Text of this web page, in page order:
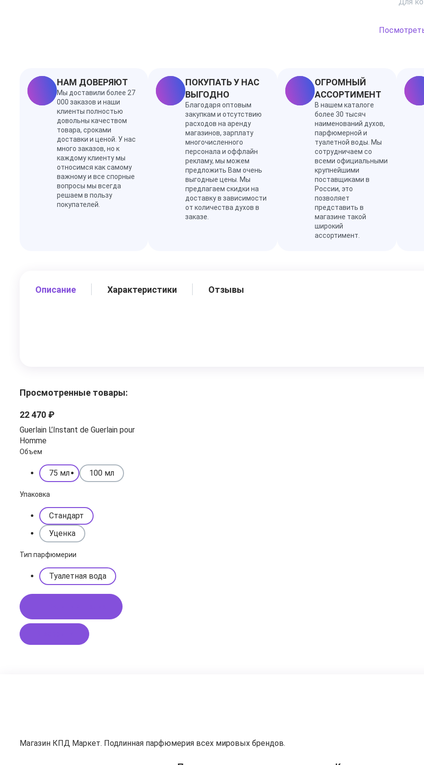
НАМ ДОВЕРЯЮТ
Мы доставили более 27
000 заказов и наши
клиенты полностью
довольны качеством
товара, сроками
доставки и ценой. У нас
много заказов, но к
каждому клиенту мы
относимся как самому
важному и все спорные
вопросы мы всегда
решаем в пользу
покупателей.
ПОКУПАТЬ У НАС
ВЫГОДНО
Благодаря оптовым
закупкам и отсутствию
расходов на аренду
магазинов, зарплату
многочисленного
персонала и оффлайн
рекламу, мы можем
предложить Вам очень
выгодные цены. Мы
предлагаем скидки на
доставку в зависимости
от количества духов в
заказе.
ОГРОМНЫЙ
АССОРТИМЕНТ
В нашем каталоге
более 30 тысяч
наименований духов,
парфюмерной и
туалетной воды. Мы
сотрудничаем со
всеми официальными
крупнейшими
поставщиками в
России, это
позволяет
представить в
магазине такой
широкий
ассортимент.
Описание Характеристики Отзывы
Просмотренные товары:
22 470 ₽
Guerlain L’Instant de Guerlain pour
Homme
Объем
75 мл 100 мл
Упаковка
Стандарт
Уценка
Тип парфюмерии
Туалетная вода
Магазин КПД Маркет. Подлинная парфюмерия всех мировых брендов.